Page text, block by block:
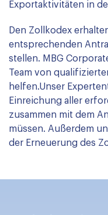
Exportaktivitäten in
Den Zollkodex
entsprechenden
stellen. MBG
Team von
helfen.Unser
Einreichung aller
zusammen mit dem
müssen. Außerdem
der Erneuerung des